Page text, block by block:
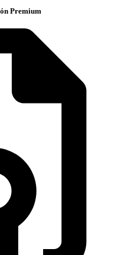
Premium